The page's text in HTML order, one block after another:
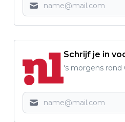
Schrijf je in
's morgens rond